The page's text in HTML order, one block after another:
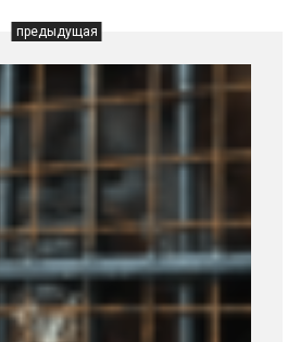
предыдущая